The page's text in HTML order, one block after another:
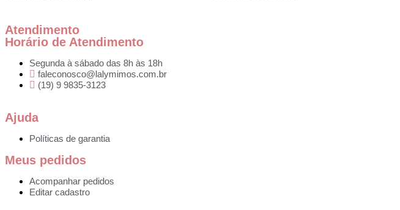
Atendimento
Horário de Atendimento
Segunda à sábado das 8h às 18h
faleconosco@lalymimos.com.br
(19) 9 9835-3123
Ajuda
Políticas de garantia
Meus pedidos
Acompanhar pedidos
Editar cadastro